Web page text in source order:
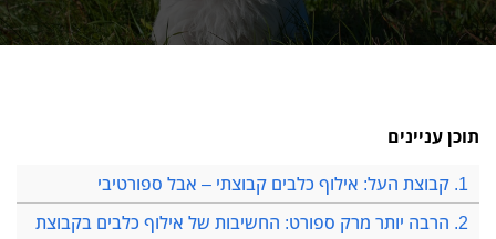
תוכן עניינים
1. קבוצת העל: אילוף כלבים קבוצתי – אבל ספורטיבי
2. הרבה יותר מרק ספורט: החשיבות של אילוף כלבים בקבוצת